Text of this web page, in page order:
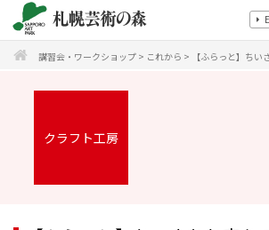
講習会・ワークショップ > これから > 【ふらっと】ちい
クラフト工房